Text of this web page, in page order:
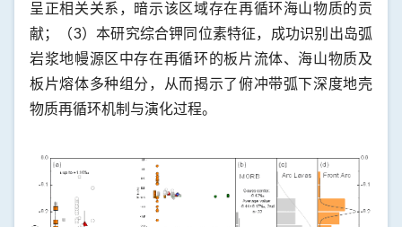
呈正相关关系，暗示该区域存在再循环海山物质的贡
献；（3）本研究综合钾同位素特征，成功识别出岛弧
岩浆地幔源区中存在再循环的板片流体、海山物质及
板片熔体多种组分，从而揭示了俯冲带弧下深度地壳
物质再循环机制与演化过程。